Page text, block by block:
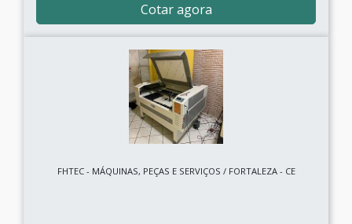
Cotar agora
FHTEC - MÁQUINAS, PEÇAS E SERVIÇOS / FORTALEZA - CE